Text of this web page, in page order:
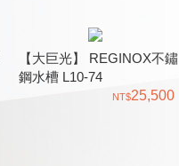
【大巨光】 REGINOX不鏽
鋼水槽 L10-74
25,500